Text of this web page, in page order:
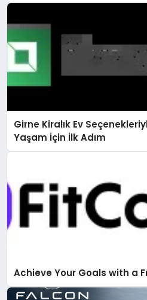
Girne Kiralık Ev
Yaşam İçin İlk Adım
Achieve Your Goals with a